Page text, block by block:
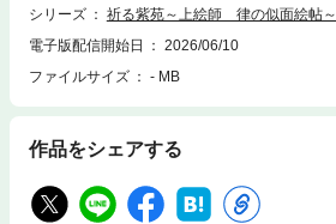
シリーズ
祈る紫苑～上絵師 律の似面絵帖～
電子版配信開始日
2026/06/10
ファイルサイズ
- MB
作品をシェアする